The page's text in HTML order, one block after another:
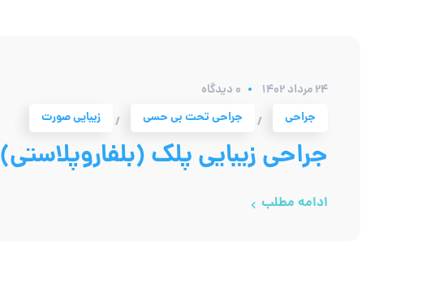
۲۴ مرداد ۱۴۰۲
0 دیدگاه
جراحی
/ جراحی تحت بی حسی / زیبایی صورت
جراحی زیبایی پلک (بلفاروپلاستی)
ادامه مطلب